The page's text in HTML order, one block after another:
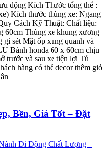
động Kích Thước tổng thể :
Kích thước thùng xe: Ngang
Cách Kỹ Thuật: Chất liệu:
60cm Thùng xe khung xương
gỉ sét Mặt ốp xung quanh và
Bánh honda 60 x 60cm chịu
trước và sau xe tiện lợi Tủ
hàng có thể decor thêm giỏ
Bền, Giá Tốt – Đặt